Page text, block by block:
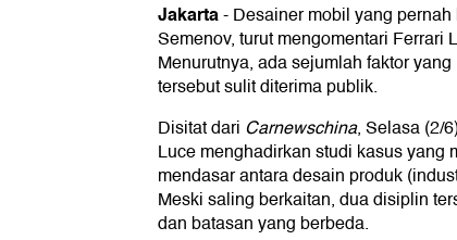
Jakarta-Desainer mobil yang
Semenov, turut mengomentari Ferrari
Menurutnya, ada sejumlah faktor
tersebut sulit diterima publik.
Disitat dari Carnewschina, Selasa (2/
Luce menghadirkan studi kasus yang
mendasar antara desain produk
Meski saling berkaitan, dua disiplin
dan batasan yang berbeda.